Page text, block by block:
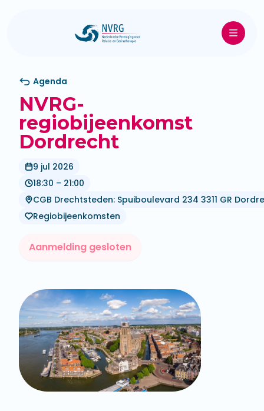
Agenda
NVRG-
regiobijeenkomst
Dordrecht
9 jul 2026
18:30 – 21:00
CGB Drechtsteden: Spuiboulevard 234 3311 GR
Regiobijeenkomsten
Aanmelding gesloten